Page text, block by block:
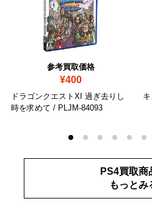
参考買取価格
¥400
ドラゴンクエストXI 過ぎ去りし
時を求めて / PLJM-84093
PS4買取商
もっとみ